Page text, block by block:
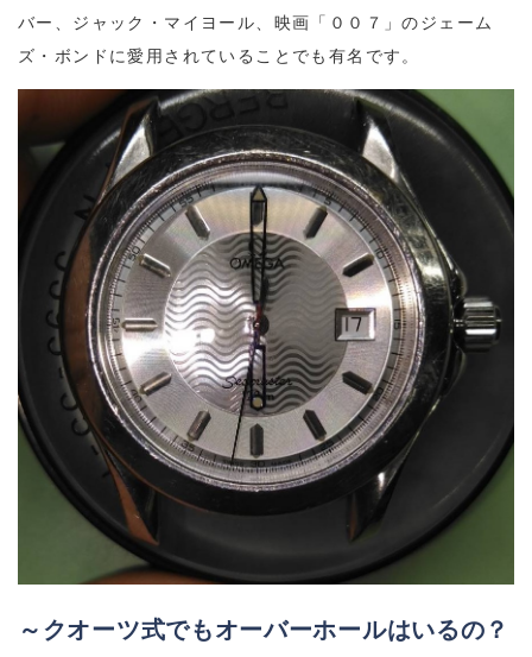
バー、ジャック・マイヨール、映画「００７」のジェーム
ズ・ボンドに愛用されていることでも有名です。
～クオーツ式でもオーバーホールはいるの？